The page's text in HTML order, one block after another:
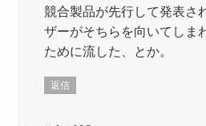
競合製品が先行して発表さ
ザーがそちらを向いてしま
ために流した、とか。
返信